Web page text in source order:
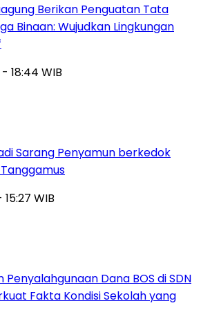
Berikan Penguatan Tata
Binaan: Wujudkan Lingkungan
18:44 WIB
Sarang Penyamun berkedok
WIB
Penyalahgunaan Dana BOS di SDN
Fakta Kondisi Sekolah yang